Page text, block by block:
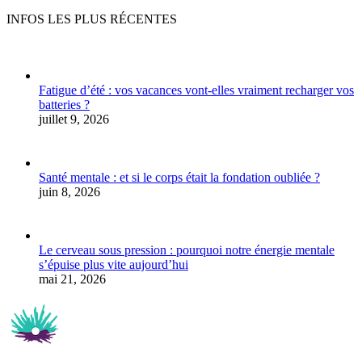
INFOS LES PLUS RÉCENTES
Fatigue d’été : vos vacances vont-elles vraiment recharger vos
batteries ?
juillet 9, 2026
Santé mentale : et si le corps était la fondation oubliée ?
juin 8, 2026
Le cerveau sous pression : pourquoi notre énergie mentale
s’épuise plus vite aujourd’hui
mai 21, 2026